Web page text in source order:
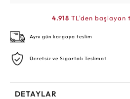
4.918 TL'den başlayan
Aynı gün kargoya teslim
Ücretsiz ve Sigortalı Teslimat
DETAYLAR